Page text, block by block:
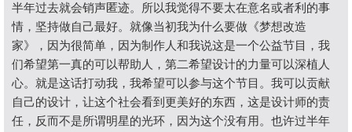
半年过去就会销声匿迹。所以我觉得不要太在意名或者利的事
情，坚持做自己最好。就像当初我为什么要做《梦想改造
家》，因为很简单，因为制作人和我说这是一个公益节目，我
们希望第一真的可以帮助人，第二希望设计的力量可以深植人
心。就是这话打动我，我希望可以参与这个节目。我可以贡献
自己的设计，让这个社会看到更美好的东西，这是设计师的责
任，反而不是所谓明星的光环，因为这个没有用。也许过半年